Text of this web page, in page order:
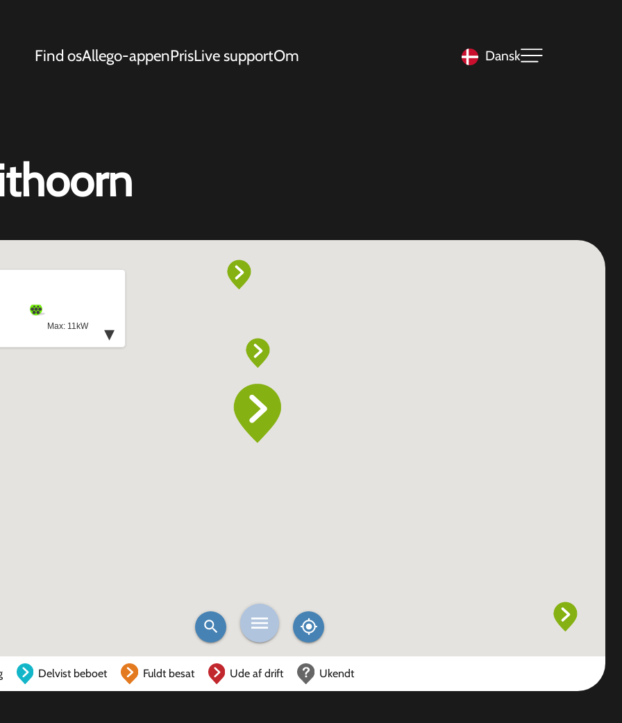
Find osAllego-appenPrisLive supportOm Dansk
Delvist beboet Fuldt besat Ude af drift Ukendt